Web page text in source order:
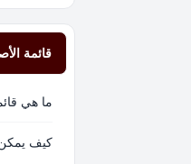
قائمة
ما هي
كيف يمكن